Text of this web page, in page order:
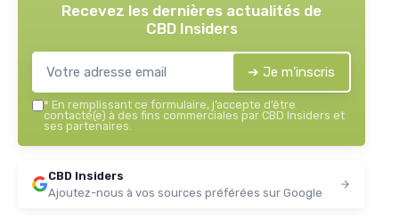
Recevez les dernières actualités de
CBD Insiders
➔ Je m'inscris
* En remplissant ce formulaire, j’accepte d’être
contacté(e) à des fins commerciales par CBD Insiders et
ses partenaires.
CBD Insiders
Ajoutez-nous à vos sources préférées sur Google